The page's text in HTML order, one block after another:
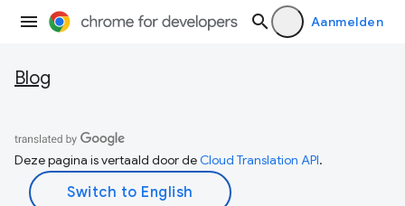
Aanmelden
Blog
Deze pagina is vertaald door deCloud Translation API.